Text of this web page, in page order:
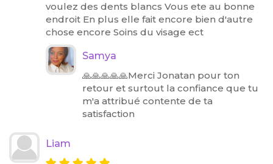
voulez des dents blancs Vous ete au bonne
endroit En plus elle fait encore bien d'autre
chose encore Soins du visage ect
Samya
🙏🙏🙏🙏🙏Merci Jonatan pour ton
retour et surtout la confiance que tu
m'a attribué contente de ta
satisfaction
Liam